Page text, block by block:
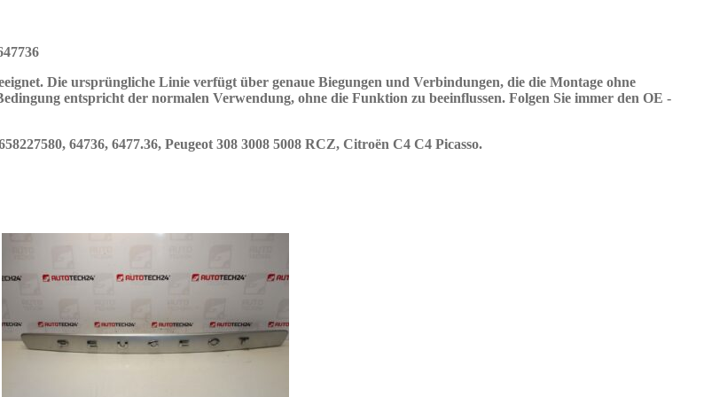
Die ursprüngliche Linie verfügt über genaue Biegungen und Verbindungen, die die Montage ohne
entspricht der normalen Verwendung, ohne die Funktion zu beeinflussen. Folgen Sie immer den OE -
64736, 6477.36, Peugeot 308 3008 5008 RCZ, Citroën C4 C4 Picasso.